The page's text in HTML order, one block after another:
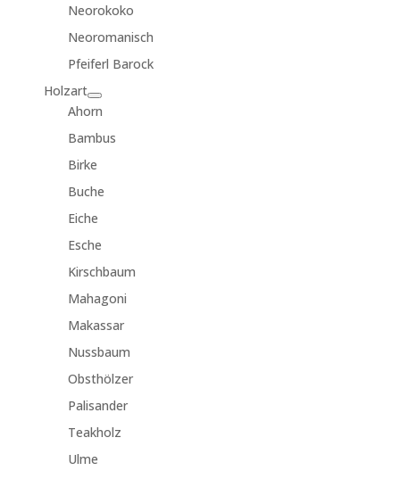
Neorokoko
Neoromanisch
Pfeiferl Barock
Holzart
Ahorn
Bambus
Birke
Buche
Eiche
Esche
Kirschbaum
Mahagoni
Makassar
Nussbaum
Obsthölzer
Palisander
Teakholz
Ulme